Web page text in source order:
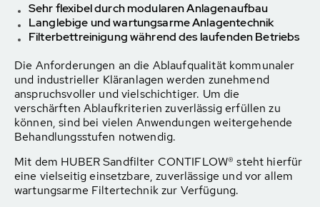
Sehr flexibel durch modularen Anlagenaufbau
Langlebige und wartungsarme Anlagentechnik
Filterbettreinigung während des laufenden Betriebs
Die Anforderungen an die Ablaufqualität kommunaler
und industrieller Kläranlagen werden zunehmend
anspruchsvoller und vielschichtiger. Um die
verschärften Ablaufkriterien zuverlässig erfüllen zu
können, sind bei vielen Anwendungen weitergehende
Behandlungsstufen notwendig.
Mit dem HUBER Sandfilter CONTIFLOW® steht hierfür
eine vielseitig einsetzbare, zuverlässige und vor allem
wartungsarme Filtertechnik zur Verfügung.